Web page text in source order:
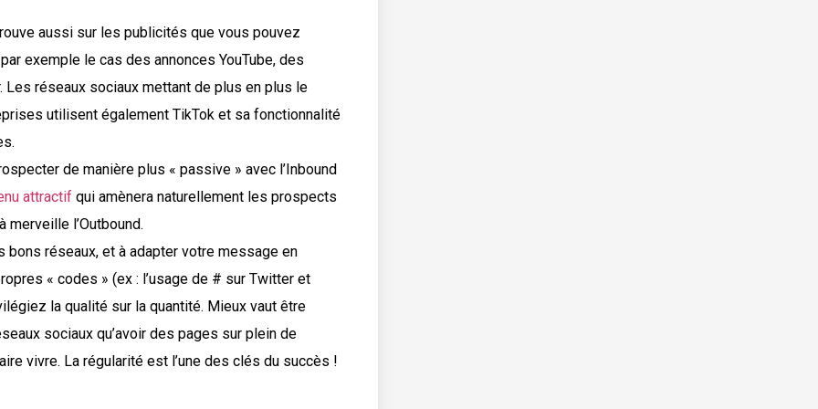
aussi sur les publicités que vous pouvez
exemple le cas des annonces YouTube, des
réseaux sociaux mettant de plus en plus le
utilisent également TikTok et sa fonctionnalité
de manière plus « passive » avec l’Inbound
attractif qui amènera naturellement les prospects
merveille l’Outbound.
réseaux, et à adapter votre message en
« codes » (ex : l’usage de # sur Twitter et
la qualité sur la quantité. Mieux vaut être
sociaux qu’avoir des pages sur plein de
vivre. La régularité est l’une des clés du succès !